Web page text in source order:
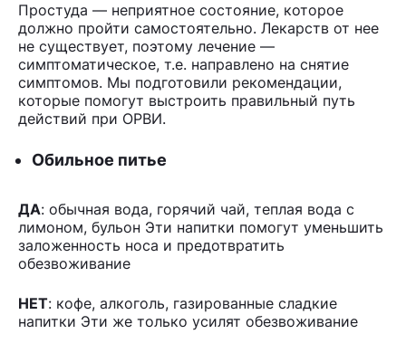
Простуда — неприятное состояние, которое
должно пройти самостоятельно. Лекарств от нее
не существует, поэтому лечение —
симптоматическое, т.е. направлено на снятие
симптомов. Мы подготовили рекомендации,
которые помогут выстроить правильный путь
действий при ОРВИ.
Обильное питье
ДА: обычная вода, горячий чай, теплая вода с
лимоном, бульон Эти напитки помогут уменьшить
заложенность носа и предотвратить
обезвоживание
НЕТ: кофе, алкоголь, газированные сладкие
напитки Эти же только усилят обезвоживание